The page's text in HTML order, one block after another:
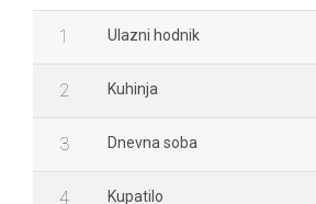
1 Ulazni hodnik
2 Kuhinja
3 Dnevna soba
4 Kupatilo